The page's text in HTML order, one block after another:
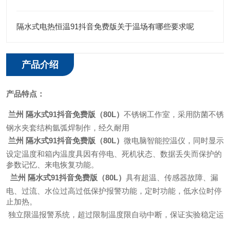
隔水式电热恒温91抖音免费版关于温场有哪些要求呢
产品介绍
产品特点：
兰州 隔水式91抖音免费版（80L） 不锈钢工作室，采用防菌不锈
钢水夹套结构氩弧焊制作，经久耐用
兰州 隔水式91抖音免费版（80L） 微电脑智能控温仪，同时显示
设定温度和箱内温度具因有停电、死机状态、数据丢失而保护的
参数记忆、来电恢复功能。
兰州 隔水式91抖音免费版（80L） 具有超温、传感器故障、漏
电、过流、水位过高过低保护报警功能，定时功能，低水位时停
止加热。
独立限温报警系统，超过限制温度限自动中断，保证实验稳定运